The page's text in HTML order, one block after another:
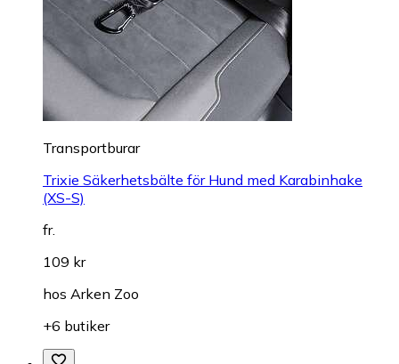
Transportburar
Trixie Säkerhetsbälte för Hund med Karabinhake
(XS-S)
fr.
109 kr
hos Arken Zoo
+6 butiker